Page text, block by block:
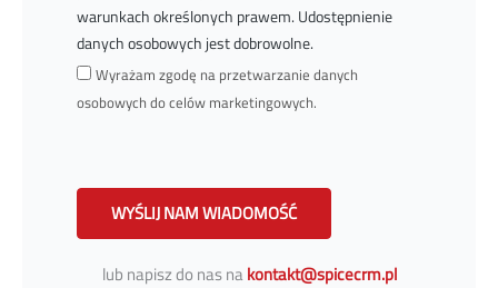
warunkach określonych prawem. Udostępnienie
danych osobowych jest dobrowolne.
Wyrażam zgodę na przetwarzanie danych
osobowych do celów marketingowych.
WYŚLIJ NAM WIADOMOŚĆ
lub napisz do nas na kontakt@spicecrm.pl